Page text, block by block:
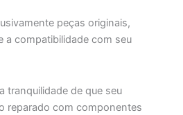
peças originais,
a compatibilidade com seu
tranquilidade de que seu
reparado com componentes